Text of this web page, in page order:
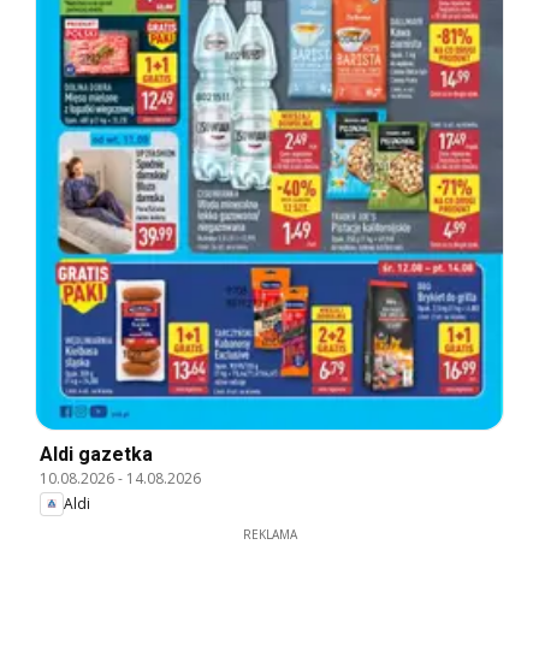
Aldi gazetka
10.08.2026- 14.08.2026
Aldi
REKLAMA